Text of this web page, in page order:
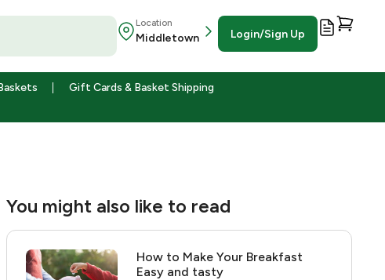
Location
Middletown Login/Sign Up
Gift Cards & Basket Shipping
You might also like to read
How to Make Your Breakfast
Easy and tasty